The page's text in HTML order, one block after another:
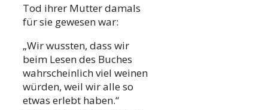
Tod ihrer Mutter damals
für sie gewesen war:
„Wir wussten, dass wir
beim Lesen des Buches
wahrscheinlich viel weinen
würden, weil wir alle so
etwas erlebt haben.“